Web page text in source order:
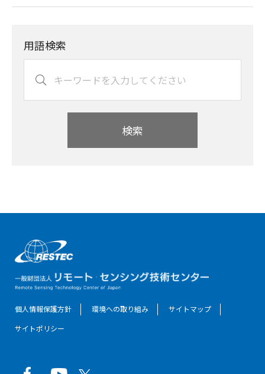
用語検索
検索
個人情報保護方針 環境への取り組み
サイトマップ
サイトポリシー